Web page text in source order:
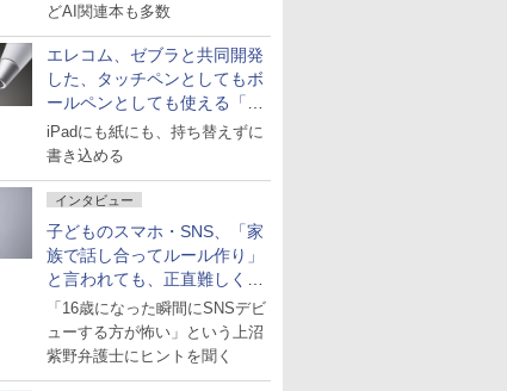
どAI関連本も多数
エレコム、ゼブラと共同開発
した、タッチペンとしてもボ
ールペンとしても使える「ス
タイラスツーウェイ」発売
iPadにも紙にも、持ち替えずに
書き込める
インタビュー
子どものスマホ・SNS、「家
族で話し合ってルール作り」
と言われても、正直難しくな
いですか？
「16歳になった瞬間にSNSデビ
ューする方が怖い」という上沼
紫野弁護士にヒントを聞く